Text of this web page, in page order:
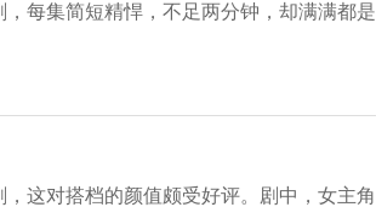
每集简短精悍，不足两分钟，却满满都是
这对搭档的颜值颇受好评。剧中，女主角